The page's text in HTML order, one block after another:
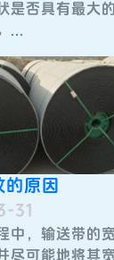
是否具有最大
...
的原因
31
中，输送带​的
尽可能地将其